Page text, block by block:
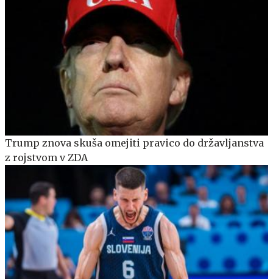
Trump znova skuša omejiti pravico do državljanstva
z rojstvom v ZDA